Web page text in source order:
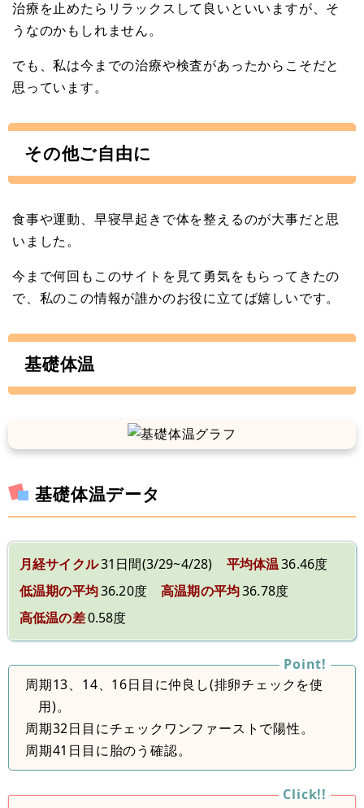
治療を止めたらリラックスして良いといいますが、そ
うなのかもしれません。
でも、私は今までの治療や検査があったからこそだと
思っています。
その他ご自由に
食事や運動、早寝早起きで体を整えるのが大事だと思
いました。
今まで何回もこのサイトを見て勇気をもらってきたの
で、私のこの情報が誰かのお役に立てば嬉しいです。
基礎体温
基礎体温データ
月経サイクル31日間(3/29~4/28) 平均体温36.46度
低温期の平均36.20度 高温期の平均36.78度
高低温の差0.58度
周期13、14、16日目に仲良し(排卵チェックを使
用)。
周期32日目にチェックワンファーストで陽性。
周期41日目に胎のう確認。